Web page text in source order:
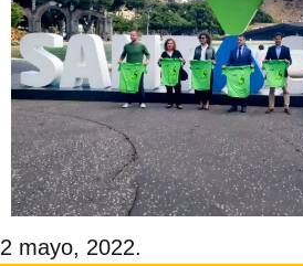
2 mayo, 2022.